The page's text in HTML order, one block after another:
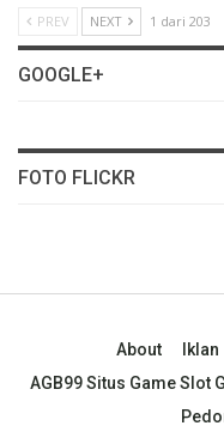
PREV NEXT 1 dari 203
GOOGLE+
FOTO FLICKR
About Iklan
AGB99 Situs Game Slot